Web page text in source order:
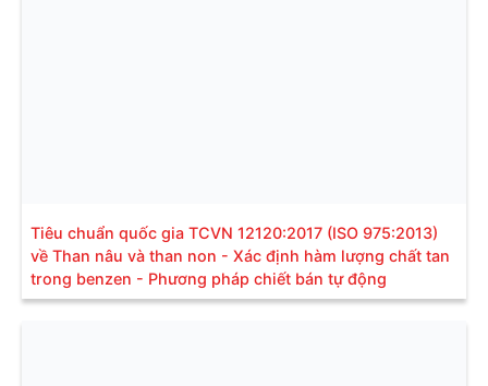
Tiêu chuẩn quốc gia TCVN 12120:2017 (ISO 975:2013)
về Than nâu và than non - Xác định hàm lượng chất tan
trong benzen - Phương pháp chiết bán tự động